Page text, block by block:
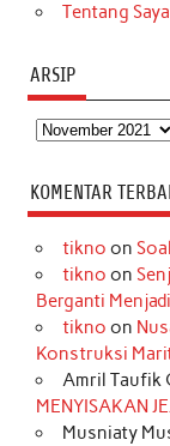
Tentang Saya
ARSIP
Arsip
KOMENTAR
tikno on
tikno on
Berganti
tikno on
Konstruksi
Amril Taufik
MENYISAKAN
Musniaty